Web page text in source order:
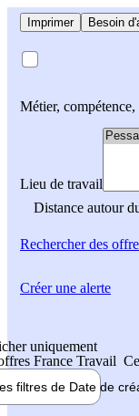
Imprimer Besoin
Métier,
Lieu de travail
Distance autour
Rechercherdes
uniquement
France Travail
filtres de Date de
Créer une alerte